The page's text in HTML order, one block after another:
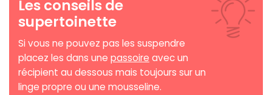
Les conseils de
supertoinette
Si vous ne pouvez pas les suspendre
placez les dans une passoire avec un
récipient au dessous mais toujours sur un
linge propre ou une mousseline.